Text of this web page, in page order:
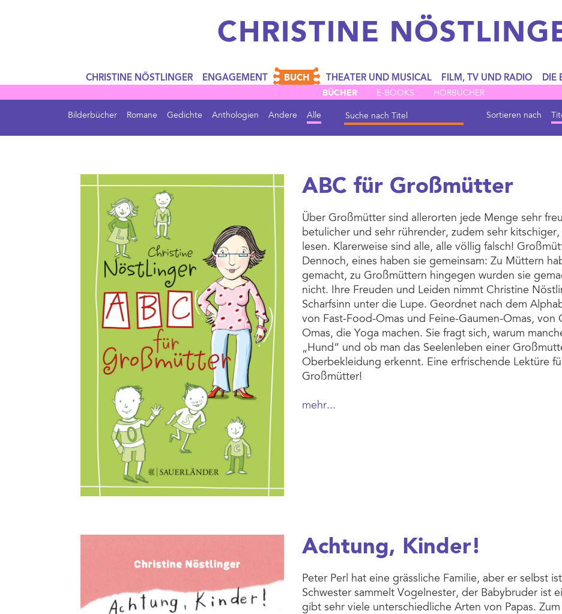
CHRISTINE
CHRISTINE NÖSTLINGER ENGAGEMENT BUCH THEATER UND MUSICAL FILM, TV UND RADIO DIE
BÜCHER E-BOOKS HÖRBÜCHER
Alle
Andere
Anthologien
Gedichte
Romane
Bilderbücher Sortieren nach
ABC für Großmütter
Über Großmütter sind allerorten jede Menge sehr
betulicher und sehr rührender, zudem sehr
lesen. Klarerweise sind alle, alle völlig falsch!
Dennoch, eines haben sie gemeinsam: Zu Müttern
gemacht, zu Großmüttern hingegen wurden sie
nicht. Ihre Freuden und Leiden nimmt Christine
Scharfsinn unter die Lupe. Geordnet nach dem
von Fast-Food-Omas und Feine-Gaumen-Omas, von
Omas, die Yoga machen. Sie fragt sich, warum
„Hund“ und ob man das Seelenleben einer
Oberbekleidung erkennt. Eine erfrischende Lektüre
Großmütter!
mehr...
Achtung, Kinder!
Peter Perl hat eine grässliche Familie, aber er selbst
Schwester sammelt Vogelnester, der Babybruder ist
gibt sehr viele unterschiedliche Arten von Papas.